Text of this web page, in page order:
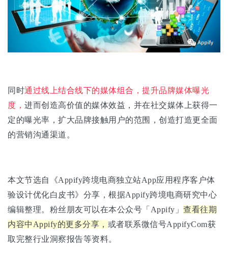
同时通过线上结合线下的媒体组合，提升品牌媒体曝光
度， 进而创造高价值的媒体效益，并在社交媒体上获得一
定的曝光率，扩大品牌接触用户的范围，创造打造更全面
的营销沟通渠道。
本文节选自《Appify跨境电商独立站App应用程序客户体
验设计优化白皮书》分享，根据Appify跨境电商研究中心
编辑整理。粉丝朋友可以在本公众号「Appify」 查看往期
内容中Appify的更多分享， 或者联系微信号AppifyCom获
取完整行业洞察报告等资料。